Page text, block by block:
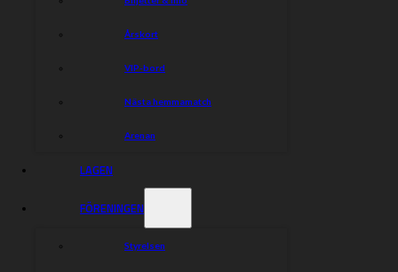
Årskort
VIP-bord
Nästa hemmamatch
Arenan
LAGEN
FÖRENINGEN
Styrelsen